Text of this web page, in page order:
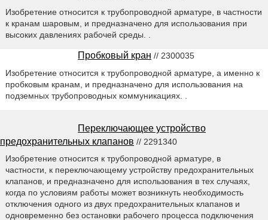
Изобретение относится к трубопроводной арматуре, в частности
к кранам шаровым, и предназначено для использования при
высоких давлениях рабочей среды. .
Пробковый кран // 2300035
Изобретение относится к трубопроводной арматуре, а именно к
пробковым кранам, и предназначено для использования на
подземных трубопроводных коммуникациях. .
Переключающее устройство
предохранительных клапанов // 2291340
Изобретение относится к трубопроводной арматуре, в
частности, к переключающему устройству предохранительных
клапанов, и предназначено для использования в тех случаях,
когда по условиям работы может возникнуть необходимость
отключения одного из двух предохранительных клапанов и
одновременно без остановки рабочего процесса подключения